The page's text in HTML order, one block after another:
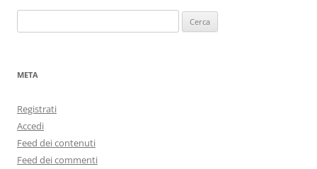
per:
META
Registrati
Accedi
Feed dei contenuti
Feed dei commenti